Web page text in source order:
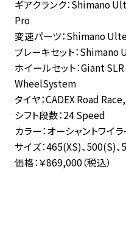
ギアクランク：Shimano
Pro
変速パーツ：Shimano
ブレーキセット：
ホイールセット：Giant
WheelSystem
タイヤ：CADEX Road
シフト段数：24 Speed
カラー：オーシャントワイラ
サイズ：465(XS)、500(S)
価格：￥869,000（税込）